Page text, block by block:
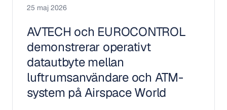
25 maj 2026
AVTECH och EUROCONTROL
demonstrerar operativt
datautbyte mellan
luftrumsanvändare och ATM-
system på Airspace World